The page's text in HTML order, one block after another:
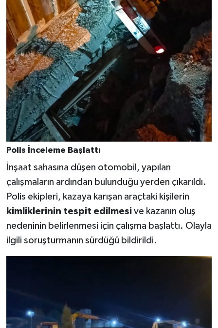
Polis İnceleme Başlattı
İnşaat sahasına düşen otomobil, yapılan
çalışmaların ardından bulunduğu yerden çıkarıldı.
Polis ekipleri, kazaya karışan araçtaki kişilerin
kimliklerinin tespit edilmesive kazanın oluş
nedeninin belirlenmesi için çalışma başlattı. Olayla
ilgili soruşturmanın sürdüğü bildirildi.